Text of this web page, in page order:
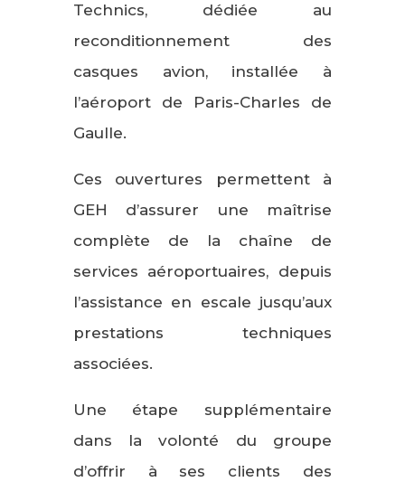
Technics, dédiée au
reconditionnement des
casques avion, installée à
l’aéroport de Paris-Charles de
Gaulle.
Ces ouvertures permettent à
GEH d’assurer une maîtrise
complète de la chaîne de
services aéroportuaires, depuis
l’assistance en escale jusqu’aux
prestations techniques
associées.
Une étape supplémentaire
dans la volonté du groupe
d’offrir à ses clients des